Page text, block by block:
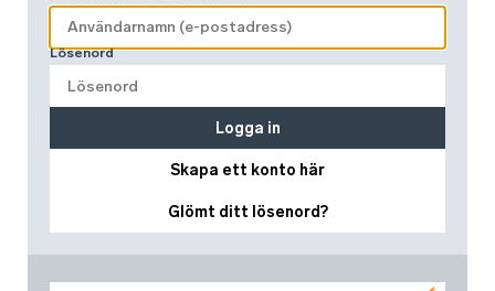
Lösenord
Skapa ett konto här
Glömt ditt lösenord?
Logga in